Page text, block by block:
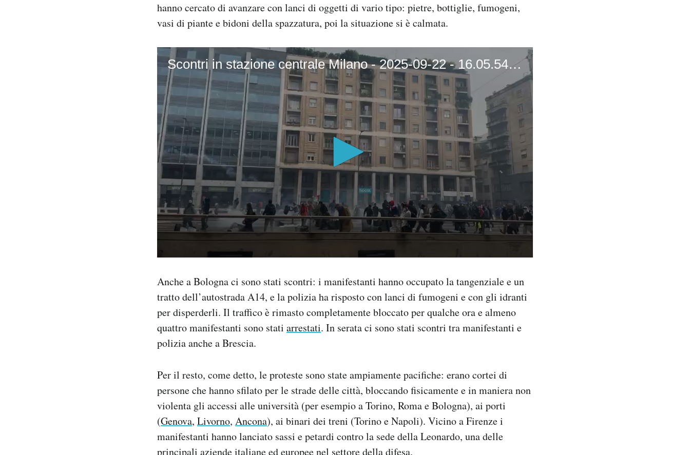
hanno cercato di avanzare con lanci di oggetti di vario tipo: pietre, bottiglie, fumogeni,
vasi di piante e bidoni della spazzatura, poi la situazione si è calmata.
Anche a Bologna ci sono stati scontri: i manifestanti hanno occupato la tangenziale e un
tratto dell’autostrada A14, e la polizia ha risposto con lanci di fumogeni e con gli idranti
per disperderli. Il traffico è rimasto completamente bloccato per qualche ora e almeno
quattro manifestanti sono stati arrestati. In serata ci sono stati scontri tra manifestanti e
polizia anche a Brescia.
Per il resto, come detto, le proteste sono state ampiamente pacifiche: erano cortei di
persone che hanno sfilato per le strade delle città, bloccando fisicamente e in maniera non
violenta gli accessi alle università (per esempio a Torino, Roma e Bologna), ai porti
(Genova, Livorno, Ancona), ai binari dei treni (Torino e Napoli). Vicino a Firenze i
manifestanti hanno lanciato sassi e petardi contro la sede della Leonardo, una delle
principali aziende italiane ed europee nel settore della difesa.